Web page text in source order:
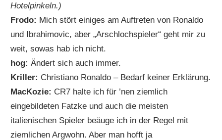
Hotelpinkeln.)
Frodo: Mich stört einiges am Auftreten von Ronaldo
und Ibrahimovic, aber „Arschlochspieler“ geht mir zu
weit, sowas hab ich nicht.
hog: Ändert sich auch immer.
Kriller: Christiano Ronaldo – Bedarf keiner Erklärung.
MacKozie: CR7 halte ich für ’nen ziemlich
eingebildeten Fatzke und auch die meisten
italienischen Spieler beäuge ich in der Regel mit
ziemlichen Argwohn. Aber man hofft ja